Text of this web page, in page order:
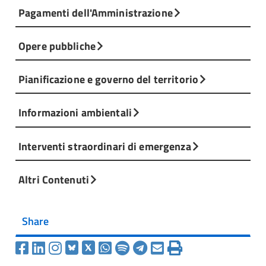
Pagamenti dell'Amministrazione
Opere pubbliche
Pianificazione e governo del territorio
Informazioni ambientali
Interventi straordinari di emergenza
Altri Contenuti
Share